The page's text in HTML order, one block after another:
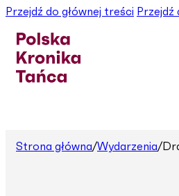
Przejdź do głównej treści Przejdź
Strona główna/Wydarzenia/